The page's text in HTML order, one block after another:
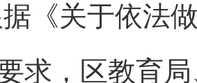
《关于依法
求，区教育局